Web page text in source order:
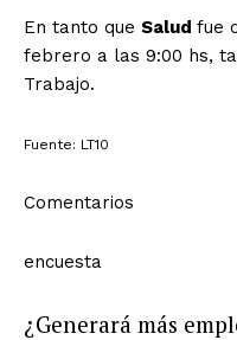
En tanto que Salud fue
febrero a las 9:00 hs,
Trabajo.
Fuente: LT10
Comentarios
encuesta
¿Generará más